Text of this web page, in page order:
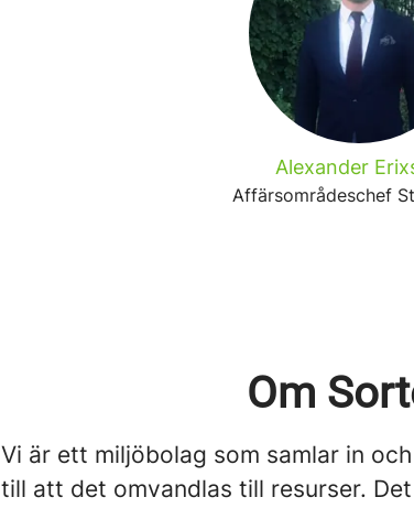
Alexander
Affärsområdeschef
Om
Vi är ett miljöbolag som samlar in
till att det omvandlas till resurser.